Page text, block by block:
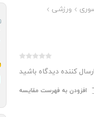
ورزشی
کننده دیدگاه باشید
افزودن به فهرست مقایسه